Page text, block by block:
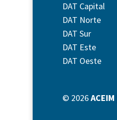
DAT Capital
DAT Norte
DAT Sur
DAT Este
DAT Oeste
© 2026ACEIM